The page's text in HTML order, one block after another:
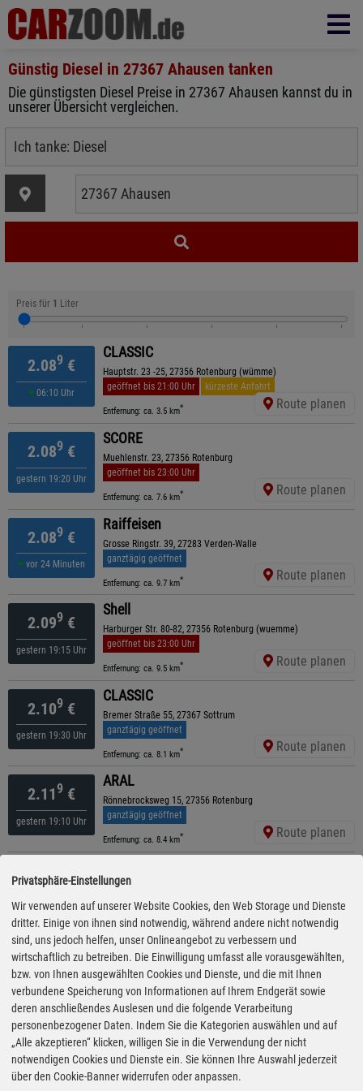
Günstig Diesel in 27367 Ahausen tanken
Die günstigsten Diesel Preise in 27367 Ahausen kannst du in
unserer Übersicht vergleichen.
Preis für 1 Liter
2.089 €
06:10 Uhr
CLASSIC
Hauptstr. 23 -25, 27356 Rotenburg (wümme)
geöffnet bis 21:00 Uhr
kürzeste Anfahrt
Entfernung: ca. 3.5 km* Route planen
2.089 €
gestern 19:20 Uhr
SCORE
Muehlenstr. 23, 27356 Rotenburg
geöffnet bis 23:00 Uhr
Entfernung: ca. 7.6 km* Route planen
2.089 €
vor 24 Minuten
Raiffeisen
Grosse Ringstr. 39, 27283 Verden-Walle
ganztägig geöffnet
Entfernung: ca. 9.7 km* Route planen
2.099 €
gestern 19:15 Uhr
Shell
Harburger Str. 80-82, 27356 Rotenburg (wuemme)
geöffnet bis 23:00 Uhr
Entfernung: ca. 9.5 km* Route planen
2.109 €
gestern 19:30 Uhr
CLASSIC
Bremer Straße 55, 27367 Sottrum
ganztägig geöffnet
Entfernung: ca. 8.1 km* Route planen
2.119 €
gestern 19:10 Uhr
ARAL
Rönnebrocksweg 15, 27356 Rotenburg
ganztägig geöffnet
Entfernung: ca. 8.4 km* Route planen
2.129€
gestern 19:10 Uhr
Bremer Straße 32, 27367 Sottrum
geöffnet bis 22:00 Uhr
Entfernung: ca. 8 km* Route planen
2.699€
gestern 16:05 Uhr
ARAL
A 1, 27367 Sottrum
ganztägig geöffnet
Entfernung: ca. 9.4 km * Route planen
2.699€
gestern 16:05 Uhr
ARAL
Bab A 1, 27367 Sottrum
ganztägig geöffnet
Privatsphäre-Einstellungen
Wir verwenden auf unserer Website Cookies, den Web Storage und Dienste
dritter. Einige von ihnen sind notwendig, während andere nicht notwendig
sind, uns jedoch helfen, unser Onlineangebot zu verbessern und
wirtschaftlich zu betreiben. Die Einwilligung umfasst alle vorausgewählten,
bzw. von Ihnen ausgewählten Cookies und Dienste, und die mit Ihnen
verbundene Speicherung von Informationen auf Ihrem Endgerät sowie
deren anschließendes Auslesen und die folgende Verarbeitung
personenbezogener Daten. Indem Sie die Kategorien auswählen und auf
„Alle akzeptieren“ klicken, willigen Sie in die Verwendung der nicht
notwendigen Cookies und Dienste ein. Sie können Ihre Auswahl jederzeit
über den Cookie-Banner widerrufen oder anpassen.